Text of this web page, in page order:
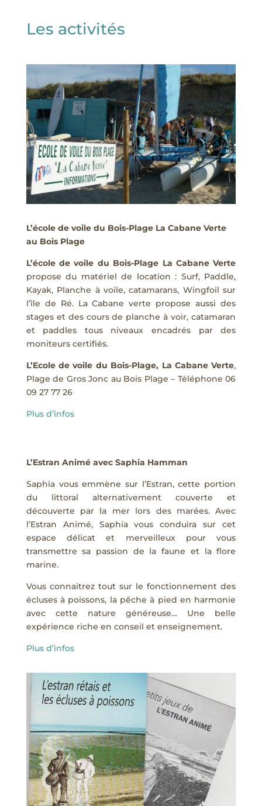
Les activités
L’école de voile du Bois-Plage La Cabane Verte
au Bois Plage
L’école de voile du Bois-Plage La Cabane Verte
propose du matériel de location : Surf, Paddle,
Kayak, Planche à voile, catamarans, Wingfoil sur
l’île de Ré. La Cabane verte propose aussi des
stages et des cours de planche à voir, catamaran
et paddles tous niveaux encadrés par des
moniteurs certifiés.
L’Ecole de voile du Bois-Plage, La Cabane Verte,
Plage de Gros Jonc au Bois Plage – Téléphone 06
09 27 77 26
Plus d’infos
L’Estran Animé avec Saphia Hamman
Saphia vous emmène sur l’Estran, cette portion
du littoral alternativement couverte et
découverte par la mer lors des marées. Avec
l’Estran Animé, Saphia vous conduira sur cet
espace délicat et merveilleux pour vous
transmettre sa passion de la faune et la flore
marine.
Vous connaitrez tout sur le fonctionnement des
écluses à poissons, la pêche à pied en harmonie
avec cette nature généreuse… Une belle
expérience riche en conseil et enseignement.
Plus d’infos